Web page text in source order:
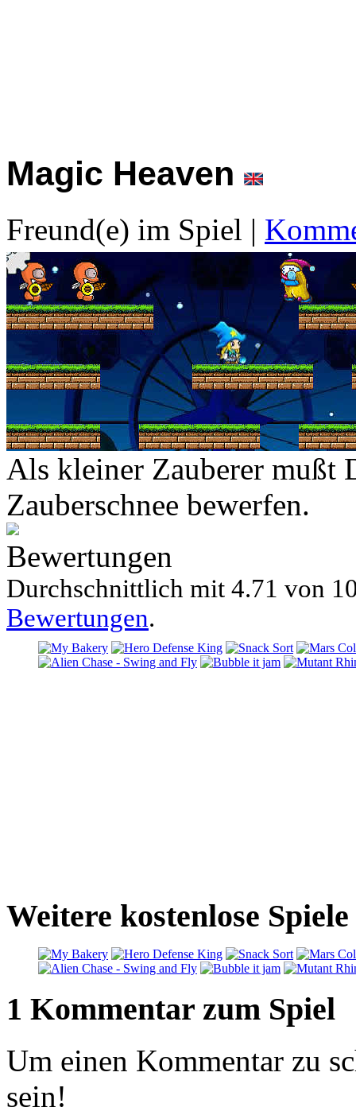
Magic Heaven
Freund(e) im Spiel |
Als kleiner Zauberer mußt
Zauberschnee bewerfen.
Bewertungen
Durchschnittlich mit 4.71 von
Bewertungen.
Weitere kostenlose
1 Kommentar zum Spiel
Um einen Kommentar zu
sein!